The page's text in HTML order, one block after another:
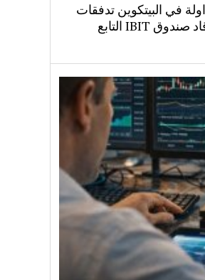
في البيتكوين تدفقات
بقيمة 358 مليون دولار، حيث قاد صندوق IBIT التابع